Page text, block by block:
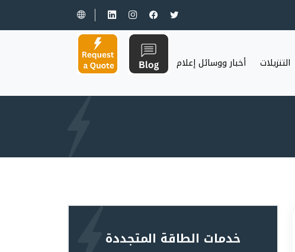
التنزيلات أخبار ووسائل إعلام
خدمات الطاقة المتجددة